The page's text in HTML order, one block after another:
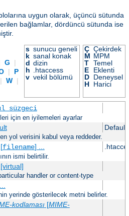
uygun olarak, üçüncü sütunda
bağlamlar, dördüncü sütunda ise
G
|
|
P
| W |
s sunucu geneli
k sanal konak
d dizin
h
.htaccess
v vekil bölümü
Ç Çekirdek
M MPM
T Temel
E
Eklenti
D Deneysel
H Harici
için en iyilemeleri ayarlar
Default
yol verisini kabul veya reddeder.
filename] ...
ismi belirtilir.
handler or content-type
yerinde gösterilecek metni belirler.
kodlaması[MIME-